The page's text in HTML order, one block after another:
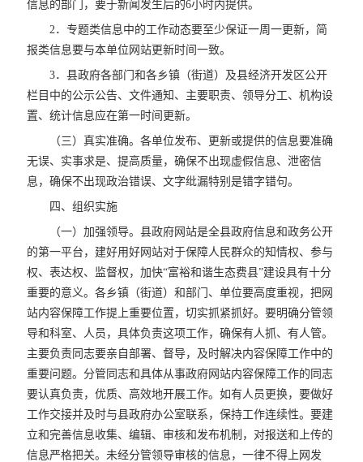
信息的部门，要于新闻发生后的6小时内提供。
2．专题类信息中的工作动态要至少保证一周一更新，简
报类信息要与本单位网站更新时间一致。
3．县政府各部门和各乡镇（街道）及县经济开发区公开
栏目中的公示公告、文件通知、主要职责、领导分工、机构设
置、统计信息应在第一时间更新。
（三）真实准确。各单位发布、更新或提供的信息要准确
无误、实事求是、提高质量，确保不出现虚假信息、泄密信
息，确保不出现政治错误、文字纰漏特别是错字错句。
四、组织实施
（一）加强领导。县政府网站是全县政府信息和政务公开
的第一平台，建好用好网站对于保障人民群众的知情权、参与
权、表达权、监督权，加快“富裕和谐生态费县”建设具有十分
重要的意义。各乡镇（街道）和部门、单位要高度重视，把网
站内容保障工作提上重要位置，切实抓紧抓好。要明确分管领
导和科室、人员，具体负责这项工作，确保有人抓、有人管。
主要负责同志要亲自部署、督导，及时解决内容保障工作中的
重要问题。分管同志和具体从事政府网站内容保障工作的同志
要认真负责，优质、高效地开展工作。如有人员更换，要做好
工作交接并及时与县政府办公室联系，保持工作连续性。要建
立和完善信息收集、编辑、审核和发布机制，对报送和上传的
信息严格把关。未经分管领导审核的信息，一律不得上网发